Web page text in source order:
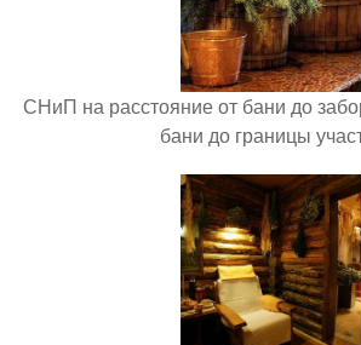
СНиП на расстояние от бани до
бани до границы